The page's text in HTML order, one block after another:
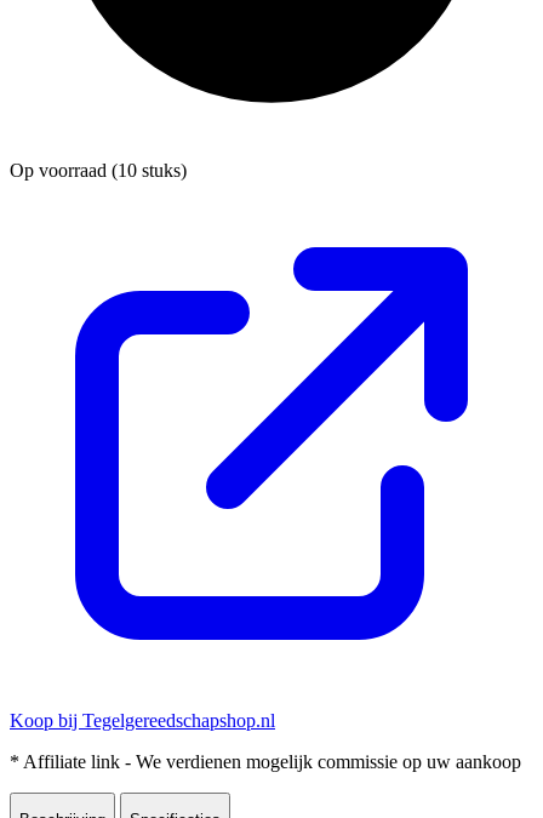
Op voorraad (10 stuks)
Koop bij Tegelgereedschapshop.nl
* Affiliate link - We verdienen mogelijk commissie op uw aankoop